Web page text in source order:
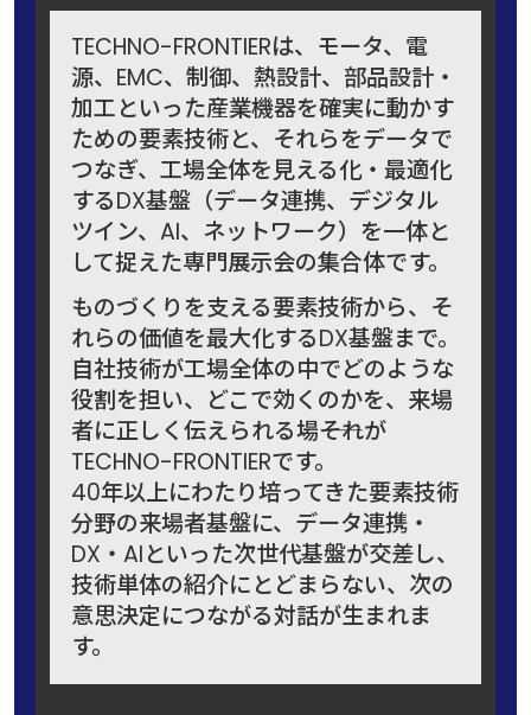
TECHNO-FRONTIERは、モータ、電
源、EMC、制御、熱設計、部品設計・
加工といった産業機器を確実に動かす
ための要素技術と、それらをデータで
つなぎ、工場全体を見える化・最適化
するDX基盤（データ連携、デジタル
ツイン、AI、ネットワーク）を一体と
して捉えた専門展示会の集合体です。
ものづくりを支える要素技術から、そ
れらの価値を最大化するDX基盤まで。
自社技術が工場全体の中でどのような
役割を担い、どこで効くのかを、来場
者に正しく伝えられる場――それが
TECHNO-FRONTIERです。
40年以上にわたり培ってきた要素技術
分野の来場者基盤に、データ連携・
DX・AIといった次世代基盤が交差し、
技術単体の紹介にとどまらない、次の
意思決定につながる対話が生まれま
す。